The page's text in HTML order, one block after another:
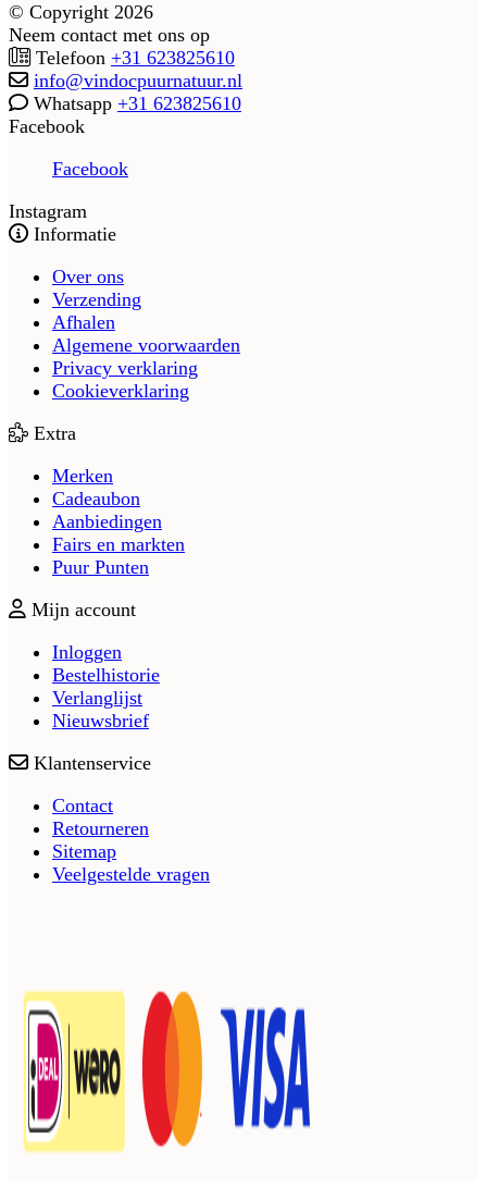
© Copyright 2026
Neem contact met ons op
Telefoon +31 623825610
info@vindocpuurnatuur.nl
Whatsapp +31 623825610
Facebook
Facebook
Instagram
Informatie
Over ons
Verzending
Afhalen
Algemene voorwaarden
Privacy verklaring
Cookieverklaring
Extra
Merken
Cadeaubon
Aanbiedingen
Fairs en markten
Puur Punten
Mijn account
Inloggen
Bestelhistorie
Verlanglijst
Nieuwsbrief
Klantenservice
Contact
Retourneren
Sitemap
Veelgestelde vragen